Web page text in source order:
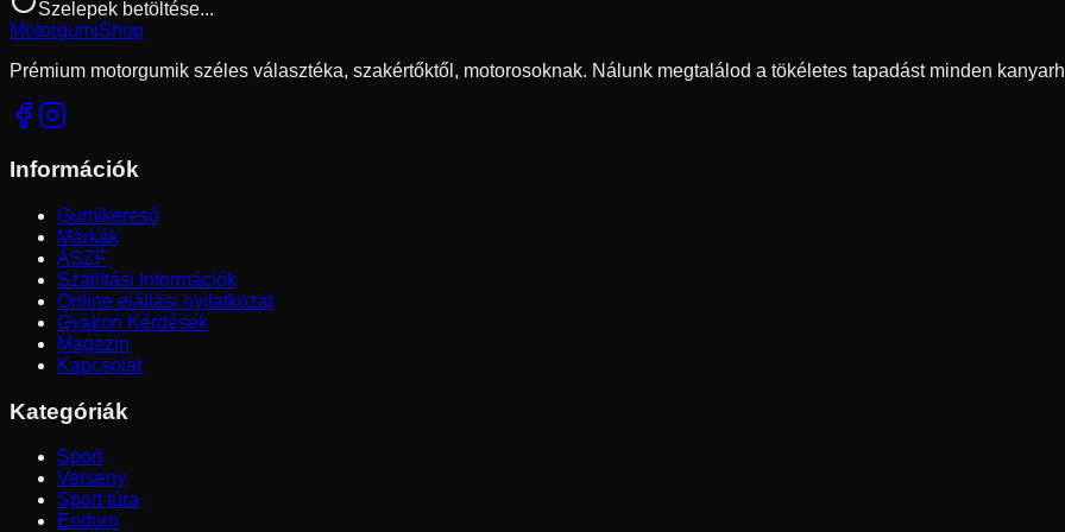
Szelepek betöltése...
MotorgumiShop
Prémium motorgumik széles választéka, szakértőktől, motorosoknak. Nálunk megtalálod a tökéletes tapadást minden
Információk
Gumikereső
Márkák
ÁSZF
Szállítási Információk
Online elállási nyilatkozat
Gyakori Kérdések
Magazin
Kapcsolat
Kategóriák
Sport
Verseny
Sport túra
Enduro